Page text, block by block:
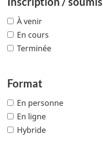
À venir
En cours
Terminée
Format
En personne
En ligne
Hybride